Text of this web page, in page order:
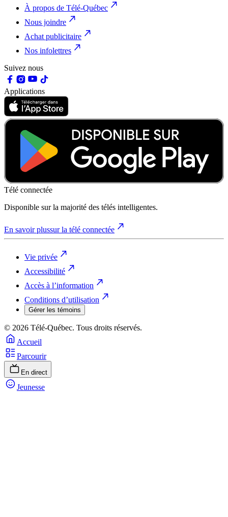
À propos de Télé-Québec
Nous joindre
Achat publicitaire
Nos infolettres
Suivez nous
Applications
Télé connectée
Disponible sur la majorité des télés intelligentes.
En savoir plussur la télé connectée
Vie privée
Accessibilité
Accès à l’information
Conditions d’utilisation
Gérer les témoins
© 2026 Télé-Québec. Tous droits réservés.
Accueil
Parcourir
En direct
Jeunesse